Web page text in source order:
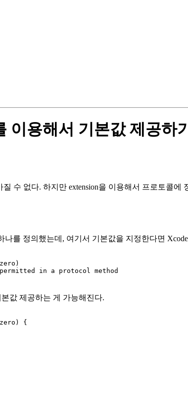
이용해서 기본값 제공하
수 없다. 하지만 extension을 이용해서 프로토콜
나를 정의했는데, 여기서 기본값을 지정한다면
zero )
in a protocol method
값 제공하는 게 가능해진다.
zero ) {